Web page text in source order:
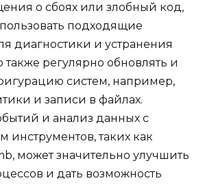
о сбоях или злобный код,
подходящие
диагностики и устранения
регулярно обновлять и
систем, например,
и записи в файлах.
и анализ данных с
инструментов, таких как
может значительно улучшить
и дать возможность